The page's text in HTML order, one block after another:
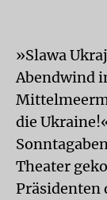
»Slawa
Abendwind
die
Theater
Präsidenten